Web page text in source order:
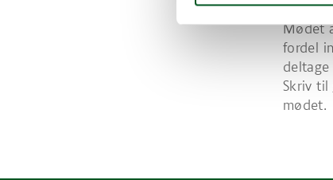
Mødet
fordel
Skriv til
mødet.